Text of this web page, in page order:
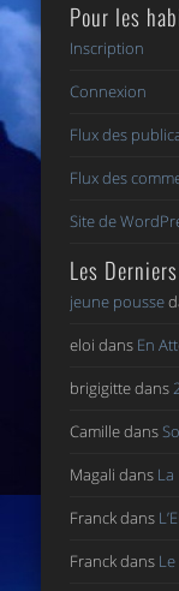
Pour les
Inscription
Connexion
Flux des
Flux des
Site de
Les
jeune pousse
eloi dans En
brigigittedans
Camilledans
Magali dans
Franckdans
Franckdans